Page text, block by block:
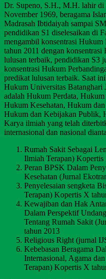
Dr. Supeno, S.H., M.H. lahir di
November 1969, beragama
Madrasah Ibtidaiyah sampai
pendidikan S1 diselesaikan di
mengambil konsentrasi Hukum
tahun 2011 dengan
lulusan terbaik, pendidikan S3
konsentrasi Hukum
predikat lulusan terbaik. Saat
Hukum Universitas Batanghari
adalah Hukum Perdata,
Hukum Kesehatan, Hukum
Hukum dan Kebijakan Publik,
Karya ilmiah yang telah
internasional dan nasional
Rumah Sakit Sebagai
Ilmiah Terapan) Kopertis
Peran BPSK Dalam
Kesehatan (Jurnal
Penyelesaian sengketa
Terapan) Kopertis X
Kewajiban dan Hak
Dalam Perspektif
Tentang Rumah Sakit
tahun 2013
Religious Right (jurnal
Kebebasan Beragama
Internasional, Agama
Terapan) Kopertis X